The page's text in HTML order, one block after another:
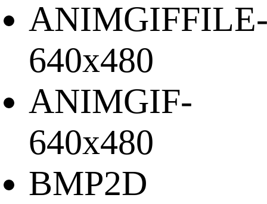
640x480
ANIMGIF-
640x480
BMP2D